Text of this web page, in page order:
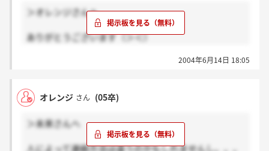
＞オレンジさんへ
ありがとうございます（＞＜）
2004年6月14日 18:05
オレンジ さん (05卒)
＞未来さんへ